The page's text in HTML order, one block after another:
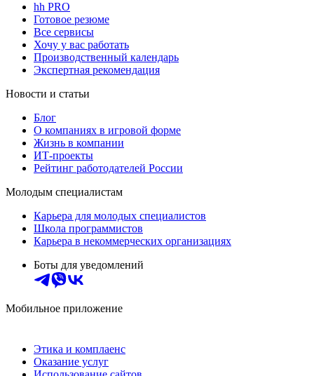
hh PRO
Готовое резюме
Все сервисы
Хочу у вас работать
Производственный календарь
Экспертная рекомендация
Новости и статьи
Блог
О компаниях в игровой форме
Жизнь в компании
ИТ-проекты
Рейтинг работодателей России
Молодым специалистам
Карьера для молодых специалистов
Школа программистов
Карьера в некоммерческих организациях
Боты для уведомлений
Мобильное приложение
Этика и комплаенс
Оказание услуг